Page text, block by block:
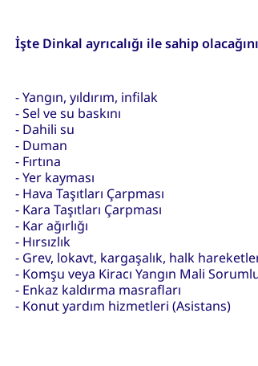
İşte Dinkal ayrıcalığı ile sahip
- Yangın, yıldırım, infilak
- Sel ve su baskını
- Dahili su
- Duman
- Fırtına
- Yer kayması
- Hava Taşıtları Çarpması
- Kara Taşıtları Çarpması
- Kar ağırlığı
- Hırsızlık
- Grev, lokavt, kargaşalık, halk
- Komşu veya Kiracı Yangın Mali
- Enkaz kaldırma masrafları
- Konut yardım hizmetleri (Asistans)